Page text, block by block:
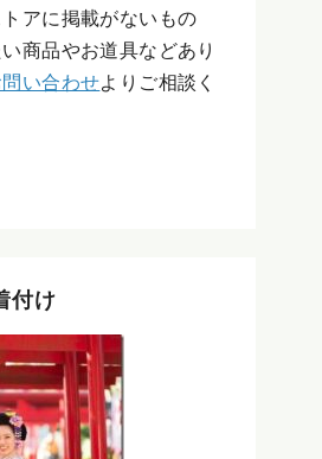
アに掲載がないもの
商品やお道具などあり
問い合わせよりご相談く
付け